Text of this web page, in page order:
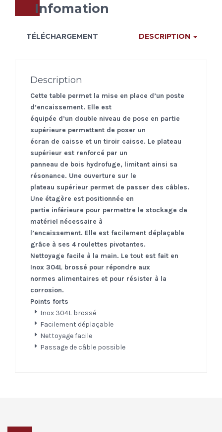
Infomation
DESCRIPTION
TÉLÉCHARGEMENT
Description
Cette table permet la mise en place d’un poste
d’encaissement. Elle est
équipée d’un double niveau de pose en partie
supérieure permettant de poser un
écran de caisse et un tiroir caisse. Le plateau
supérieur est renforcé par un
panneau de bois hydrofuge, limitant ainsi sa
résonance. Une ouverture sur le
plateau supérieur permet de passer des câbles.
Une étagère est positionnée en
partie inférieure pour permettre le stockage de
matériel nécessaire à
l’encaissement. Elle est facilement déplaçable
grâce à ses 4 roulettes pivotantes.
Nettoyage facile à la main. Le tout est fait en
Inox 304L brossé pour répondre aux
normes alimentaires et pour résister à la
corrosion.
Points forts
Inox 304L brossé
Facilement déplaçable
Nettoyage facile
Passage de câble possible